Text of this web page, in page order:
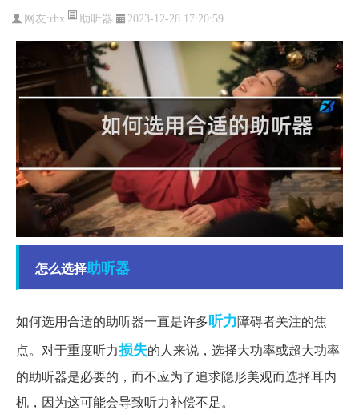
网友:rhx 助听器 2023-12-28 17:20:59
怎么选择助听器
如何选用合适的助听器一直是许多听力障碍者关注的焦
点。对于重度听力损失的人来说，选择大功率或超大功率
的助听器是必要的，而不应为了追求隐形美观而选择耳内
机，因为这可能会导致听力补偿不足。